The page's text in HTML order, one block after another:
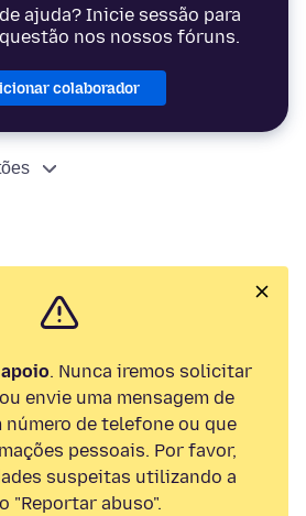
ajuda? Inicie sessão para
nos nossos fóruns.
colaborador
. Nunca iremos solicitar
envie uma mensagem de
número de telefone ou que
pessoais. Por favor,
suspeitas utilizando a
"Reportar abuso".